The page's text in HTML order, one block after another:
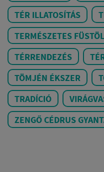
TÉR ILLATOSÍTÁS
TERMÉSZETES
TÉRRENDEZÉS
TÖMJÉN ÉKSZER
TRADÍCIÓ
ZENGŐ CÉDRUS